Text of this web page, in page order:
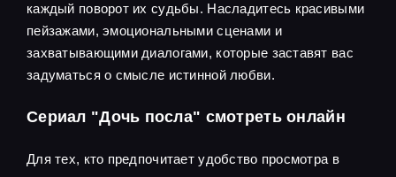
каждый поворот их судьбы. Насладитесь красивыми
пейзажами, эмоциональными сценами и
захватывающими диалогами, которые заставят вас
задуматься о смысле истинной любви.
Сериал "Дочь посла" смотреть онлайн
Для тех, кто предпочитает удобство просмотра в